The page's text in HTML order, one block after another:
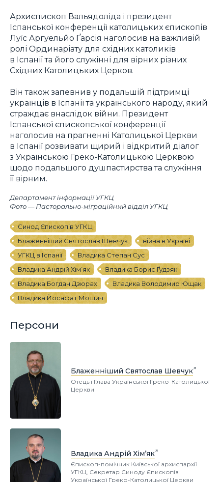
Архиєпископ Вальядоліда і президент
Іспанської конференції католицьких єпископів
Луїс Аргуельйо Ґарсія наголосив на важливій
ролі Ординаріату для східних католиків
в Іспанії та його служінні для вірних різних
Східних Католицьких Церков.
Він також запевнив у подальшій підтримці
українців в Іспанії та українського народу, який
страждає внаслідок війни. Президент
Іспанської єпископської конференції
наголосив на прагненні Католицької Церкви
в Іспанії розвивати щирий і відкритий діалог
з Українською Греко-Католицькою Церквою
щодо подальшого душпастирства та служіння
її вірним.
Департамент інформації УГКЦ
Фото — Пасторально-міграційний відділ УГКЦ
Синод Єпископів УГКЦ
Блаженніший Святослав Шевчук
війна в Україні
УГКЦ в Іспанії
Владика Степан Сус
Владика Андрій Хім’як
Владика Борис Ґудзяк
Владика Богдан Дзюрах
Владика Володимир Ющак
Владика Йосафат Мощич
Персони
Блаженніший Святослав Шевчук
Отець і Глава Української Греко-Католицької
Церкви
Владика Андрій Хім’як
Єпископ-помічник Київської архиєпархії
УГКЦ, Секретар Синоду Єпископів
Української Греко-Католицької Церкви